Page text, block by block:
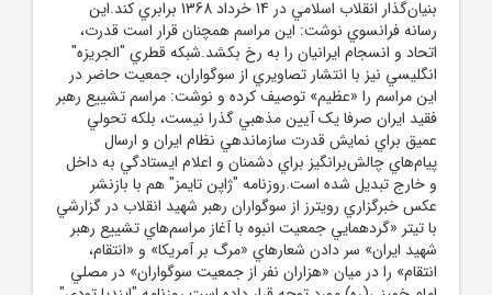
بنيان‌گذار انقلاب اسلامي در 14 خرداد 1368 برابري کند.اين
رسانه فرانسوي نوشت: اين مراسم همچنان قرار است قدرت،
اتحاد و انسجام ايرانيان را به رخ بکشد.شبکه قطري "الجريزه"
انگليسي نيز با انتشار تصاويري از سوگواران، جمعيت حاضر در
اين مراسم را «عظيم» توصيف کرده و نوشت: مراسم تشييع رهبر
فقيد ايران صرفا يک آيين مذهبي گذرا نيست، بلکه تحولي
عميق براي نمايش قدرت سازماندهي نظام ايران و ارسال
پيام‌هاي چالش‌برانگيز براي دشمنان و اعلام ايستادگي به داخل
و خارج تبديل شده است.روزنامه "ژاپن تايمز" هم با بازنشر
عکس خبرگزاري رويترز از سوگواران رهبر شهيد انقلاب در گزارشي
با تيتر «گردهمايي جمعيت انبوه با آغاز مراسم‌هاي تشييع رهبر
شهيد ايران» سر دادن شعارهاي «مرگ بر آمريکا» و «انتقام،
انتقام» را در ميان «هزاران نفر از جمعيت سوگواران» در مصلي